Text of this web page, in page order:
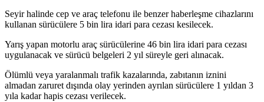
Seyir halinde cep ve araç telefonu ile benzer haberleşme cihazlarını
kullanan sürücülere 5 bin lira idari para cezası kesilecek.
Yarış yapan motorlu araç sürücülerine 46 bin lira idari para cezası
uygulanacak ve sürücü belgeleri 2 yıl süreyle geri alınacak.
Ölümlü veya yaralanmalı trafik kazalarında, zabıtanın iznini
almadan zaruret dışında olay yerinden ayrılan sürücülere 1 yıldan 3
yıla kadar hapis cezası verilecek.